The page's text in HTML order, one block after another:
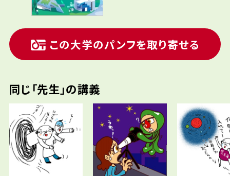
この大学のパンフを取り寄せる
同じ「先生」の講義